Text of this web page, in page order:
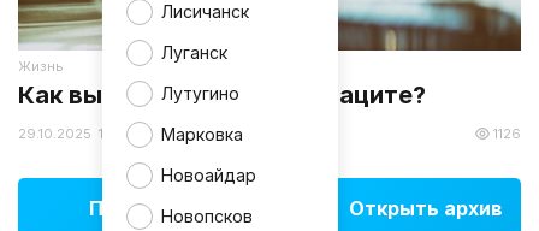
Лисичанск
Луганск
Лутугино
Марковка
Новоайдар
Новопсков
Жизнь
Как вызвать такси в Антраците?
29.10.2025 15:09 1126
Показать ещё Открыть архив